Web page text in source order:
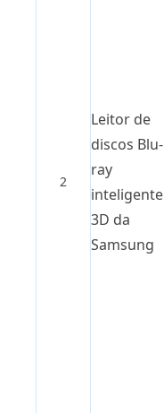
2
Leitor de
discos Blu-
ray
inteligente
3D da
Samsung